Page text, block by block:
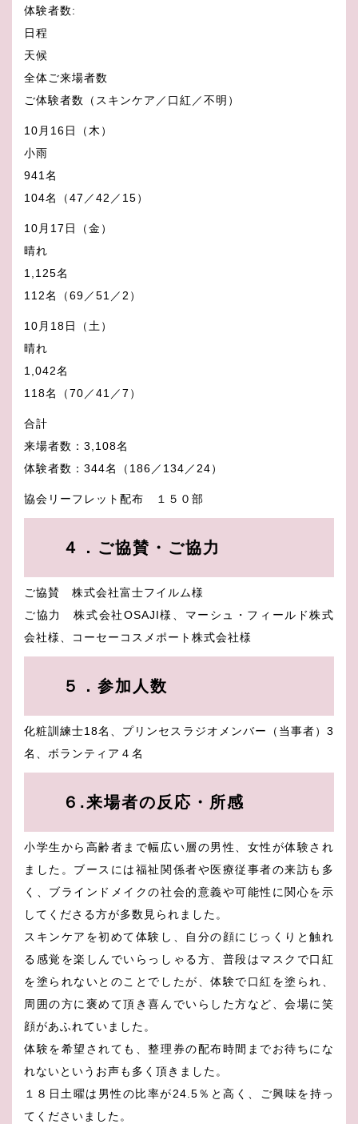
体験者数:
日程
天候
全体ご来場者数
ご体験者数（スキンケア／口紅／不明）
10月16日（木）
小雨
941名
104名（47／42／15）
10月17日（金）
晴れ
1,125名
112名（69／51／2）
10月18日（土）
晴れ
1,042名
118名（70／41／7）
合計
来場者数：3,108名
体験者数：344名（186／134／24）
協会リーフレット配布 １５０部
４．ご協賛・ご協力
ご協賛 株式会社富士フイルム様
ご協力 株式会社OSAJI様、マーシュ・フィールド株式
会社様、コーセーコスメポート株式会社様
５．参加人数
化粧訓練士18名、プリンセスラジオメンバー（当事者）3
名、ボランティア４名
６.来場者の反応・所感
小学生から高齢者まで幅広い層の男性、女性が体験され
ました。ブースには福祉関係者や医療従事者の来訪も多
く、ブラインドメイクの社会的意義や可能性に関心を示
してくださる方が多数見られました。
スキンケアを初めて体験し、自分の顔にじっくりと触れ
る感覚を楽しんでいらっしゃる方、普段はマスクで口紅
を塗られないとのことでしたが、体験で口紅を塗られ、
周囲の方に褒めて頂き喜んでいらした方など、会場に笑
顔があふれていました。
体験を希望されても、整理券の配布時間までお待ちにな
れないというお声も多く頂きました。
１８日土曜は男性の比率が24.5％と高く、ご興味を持っ
てくださいました。